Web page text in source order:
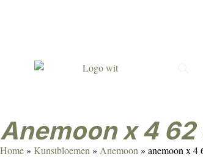
anemoon x 4
Home» Kunstbloemen » Anemoon » anemoon x 4